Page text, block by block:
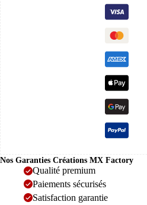
Nos Garanties Créations MX Factory
Qualité premium
Paiements sécurisés
Satisfaction garantie